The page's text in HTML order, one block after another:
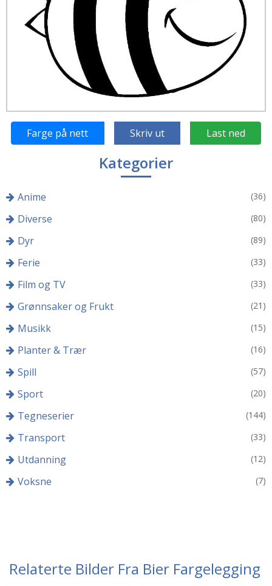
Farge på nett Skriv ut Last ned
Kategorier
Anime (36)
Diverse (80)
Dyr (89)
Ferie (33)
Film og TV (33)
Grønnsaker og Frukt (21)
Musikk (15)
Planter & Trær (16)
Spill (57)
Sport (20)
Tegneserier (144)
Transport (33)
Utdanning (12)
Voksne (7)
Relaterte Bilder Fra Bier Fargelegging